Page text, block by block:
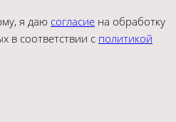
я даю согласие на обработку
в соответствии с политикой